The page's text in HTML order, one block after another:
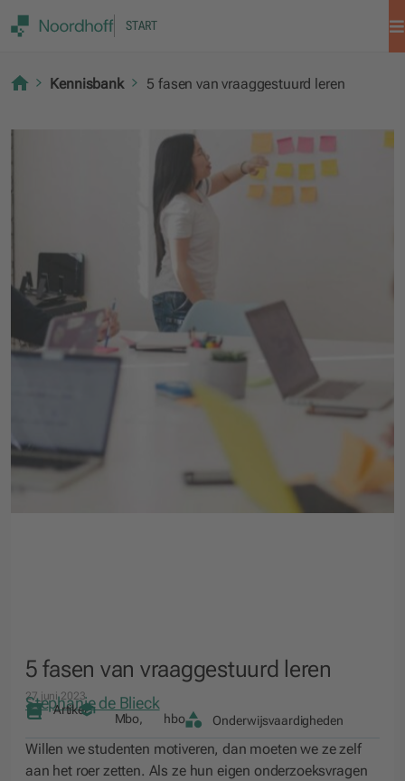
START
Kennisbank 5 fasen van vraaggestuurd leren
5 fasen van vraaggestuurd leren
27 juni 2023
Stephanie de Blieck
Artikel
Mbo, hbo Onderwijsvaardigheden
Willen we studenten motiveren, dan moeten we ze zelf
aan het roer zetten. Als ze hun eigen onderzoeksvragen